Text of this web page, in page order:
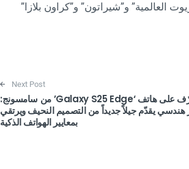
العالمية” و”شيراتون” و”كراون بلازا”
Next Post
تعرّف على هاتف ‘Galaxy S25 Edge’ من سامسونج:
هندسي يقدّم جيلاً جديداً من التصميم النحيف ويرتقي
بمعايير الهواتف الذكية